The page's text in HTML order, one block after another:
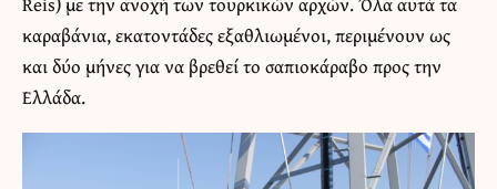
καραβάνια, εκατοντάδες εξαθλιωμένοι, περιμένουν ως
και δύο μήνες για να βρεθεί το σαπιοκάραβο προς την
Ελλάδα.